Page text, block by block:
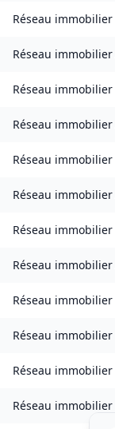
Réseau immobilier
Réseau immobilier
Réseau immobilier
Réseau immobilier
Réseau immobilier
Réseau immobilier
Réseau immobilier
Réseau immobilier
Réseau immobilier
Réseau immobilier
Réseau immobilier
Réseau immobilier